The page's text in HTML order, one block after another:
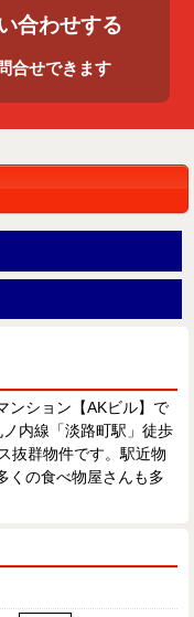
合わせする
合せできます
ンション【AKビル】で
内線「淡路町駅」徒歩
抜群物件です。駅近物
くの食べ物屋さんも多